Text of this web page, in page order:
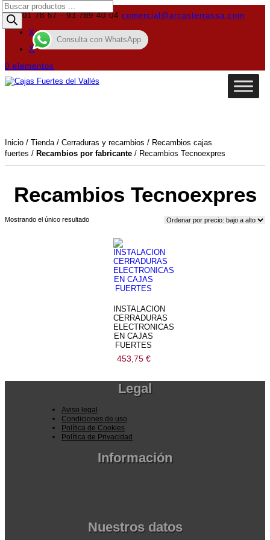
619 01 78 67 - 93 789 40 04 comercial@arcasterrassa.com
X
X
0 elementos
Búsqueda
de
productos
Inicio / Tienda/ Cerraduras y recambios / Recambios cajas
fuertes / Recambios por fabricante / Recambios Tecnoexpres
Recambios Tecnoexpres
Mostrando el único resultado
INSTALACION
CERRADURAS
ELECTRONICAS
EN CAJAS
FUERTES
453,75 €
Legal
Aviso legal
Condiciones de uso
Política de Cookies
Política de Privacidad
Información
Nuestros datos
Consulta con WhatsApp